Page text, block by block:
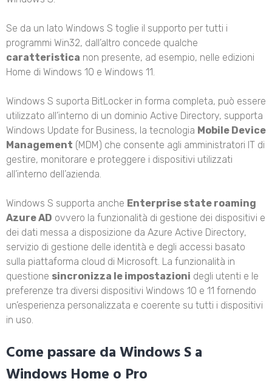
Se da un lato Windows S toglie il supporto per tutti i
programmi Win32, dall’altro concede qualche
caratteristica non presente, ad esempio, nelle edizioni
Home di Windows 10 e Windows 11.
Windows S suporta BitLocker in forma completa, può essere
utilizzato all’interno di un dominio Active Directory, supporta
Windows Update for Business, la tecnologia Mobile Device
Management (MDM) che consente agli amministratori IT di
gestire, monitorare e proteggere i dispositivi utilizzati
all’interno dell’azienda.
Windows S supporta anche Enterprise state roaming
Azure AD ovvero la funzionalità di gestione dei dispositivi e
dei dati messa a disposizione da Azure Active Directory,
servizio di gestione delle identità e degli accessi basato
sulla piattaforma cloud di Microsoft. La funzionalità in
questione sincronizza le impostazioni degli utenti e le
preferenze tra diversi dispositivi Windows 10 e 11 fornendo
un’esperienza personalizzata e coerente su tutti i dispositivi
in uso.
Come passare da Windows S a
Windows Home o Pro